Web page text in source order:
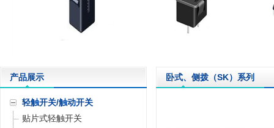
产品展示
轻触开关/触动开关
贴片式轻触开关
卧式、侧拨（SK）系列